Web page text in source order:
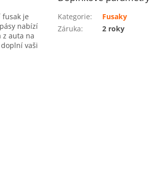
fusak je
nabízí
z auta na
vaši
Kategorie:
Fusaky
Záruka: 2 roky